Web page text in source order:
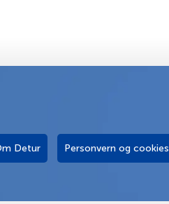
Detur Personvern og cookies